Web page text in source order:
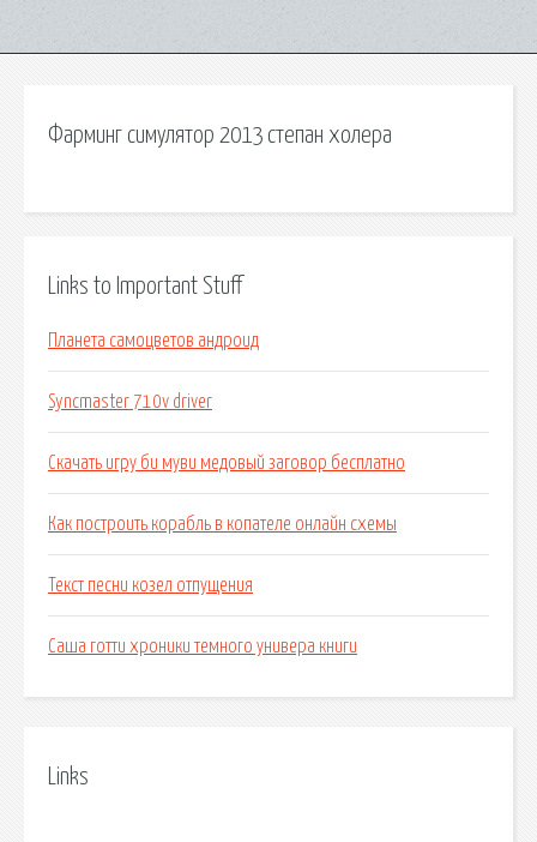
Фарминг симулятор 2013 степан холера
Links to Important Stuff
Планета самоцветов андроид
Syncmaster 710v driver
Скачать игру би муви медовый заговор бесплатно
Как построить корабль в копателе онлайн схемы
Текст песни козел отпущения
Саша готти хроники темного универа книги
Links